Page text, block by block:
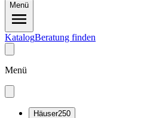
Menü
KatalogBeratung finden
Menü
Häuser250